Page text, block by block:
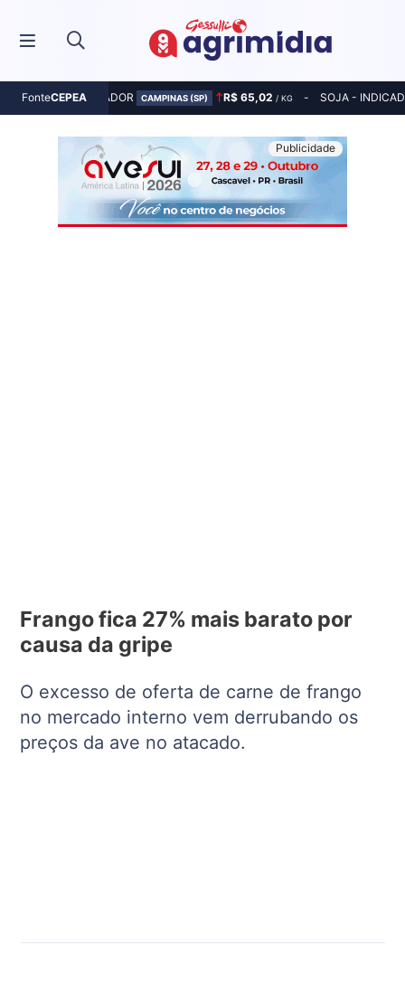
FonteCEPEA
MILHO - INDICADOR CAMPINAS (SP) R$ 65,02 / KG SOJA -
Frango fica 27% mais barato por
causa da gripe
O excesso de oferta de carne de frango
no mercado interno vem derrubando os
preços da ave no atacado.